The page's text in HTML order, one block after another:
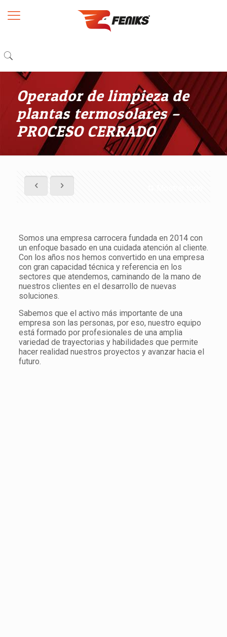
Operador de limpieza de
plantas termosolares –
PROCESO CERRADO
Somos una empresa carrocera fundada en 2014 con
un enfoque basado en una cuidada atención al cliente.
Con los años nos hemos convertido en una empresa
con gran capacidad técnica y referencia en los
sectores que atendemos, caminando de la mano de
nuestros clientes en el desarrollo de nuevas
soluciones.
Sabemos que el activo más importante de una
empresa son las personas, por eso, nuestro equipo
está formado por profesionales de una amplia
variedad de trayectorias y habilidades que permite
hacer realidad nuestros proyectos y avanzar hacia el
futuro.